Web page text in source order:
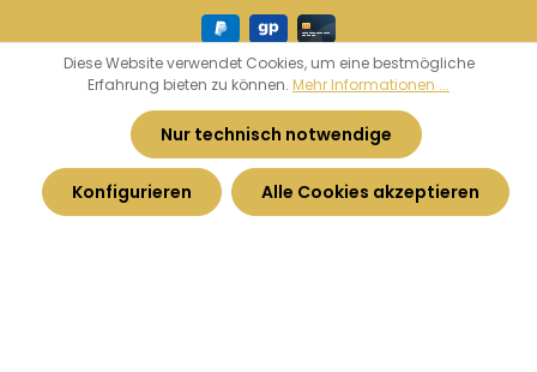
© 2026 Heimatkurve - byHaarhoff GmbH
* Alle Preise inkl. gesetzl. Mehrwertsteuer zzgl.
Versandkostenund ggf. Nachnahmegebühren,
wenn nicht anders angegeben.
Diese Website verwendet Cookies, um eine bestmögliche
Erfahrung bieten zu können. Mehr Informationen ...
Nur technisch notwendige
Konfigurieren Alle Cookies akzeptieren